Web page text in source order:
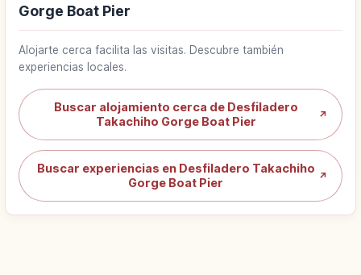
Gorge Boat Pier
Alojarte cerca facilita las visitas. Descubre también
experiencias locales.
Buscar alojamiento cerca de Desfiladero
Takachiho Gorge Boat Pier
↗
Buscar experiencias en Desfiladero Takachiho
Gorge Boat Pier
↗